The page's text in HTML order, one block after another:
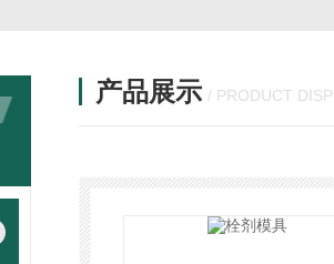
产品展示 / PRODUCT